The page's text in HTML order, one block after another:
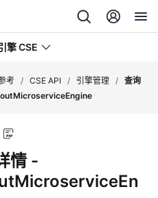
擎 CSE
考 / CSE API / 引擎管理 / 查询
情 -